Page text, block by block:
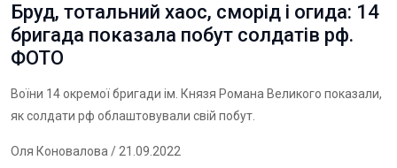
Бруд, тотальний хаос, сморід і огида: 14
бригада показала побут солдатів рф.
ФОТО
Воїни 14 окремої бригади ім. Князя Романа Великого показали,
як солдати рф облаштовували свій побут.
Оля Коновалова / 21.09.2022